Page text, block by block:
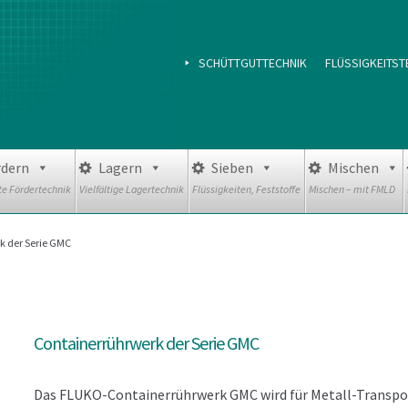
SCHÜTTGUTTECHNIK
Fördertechnik
Lagern
Vielfältige Lagertechnik
Sieben
Flüssigkeiten, Feststoffe
Mischen
Mischen – mit FMLD
Serie GMC
Containerrührwerk der Serie GMC
Das FLUKO-Containerrührwerk GMC wird für Metall-